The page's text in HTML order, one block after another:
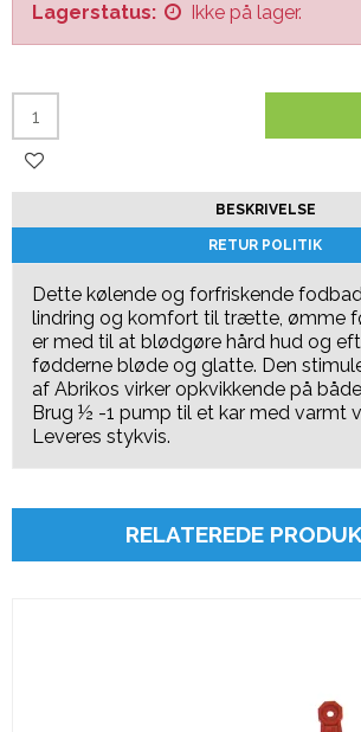
Lagerstatus: Ikke på lager.
BESKRIVELSE
RETUR POLITIK
Dette kølende og forfriskende
lindring og komfort til trætte, ømme
er med til at blødgøre hård hud og
fødderne bløde og glatte. Den
af Abrikos virker opkvikkende på
Brug ½ -1 pump til et kar med varmt
Leveres stykvis.
RELATEREDE